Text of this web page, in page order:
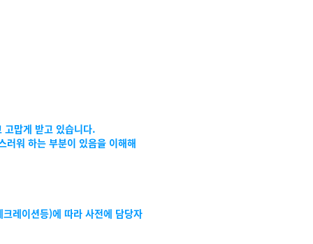
고맙게 받고 있습니다.
러워 하는 부분이 있음을 이해해
레이션등)에 따라 사전에 담당자